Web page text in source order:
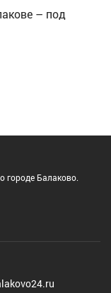
– под
городе Балаково.